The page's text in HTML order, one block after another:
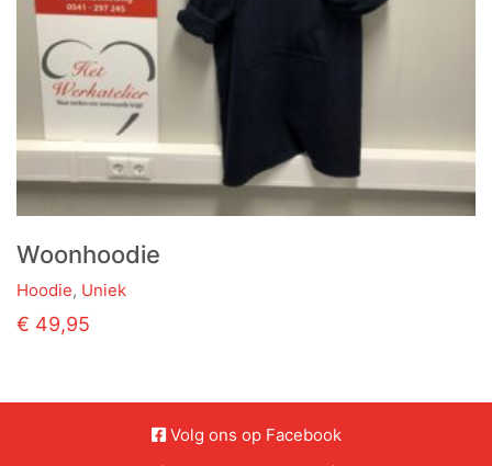
Woonhoodie
Hoodie, Uniek
€ 49,95
Volg ons op Facebook